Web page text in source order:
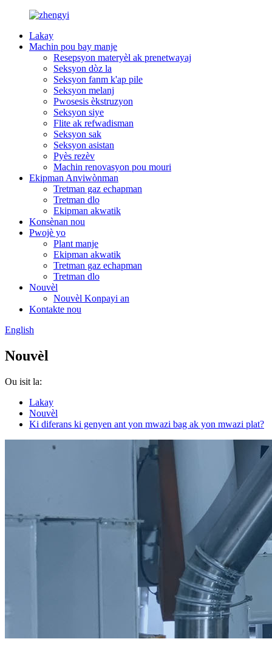
Lakay
Machin pou bay manje
Resepsyon materyèl ak prenetwayaj
Seksyon dòz la
Seksyon fanm k'ap pile
Seksyon melanj
Pwosesis èkstruzyon
Seksyon siye
Flite ak refwadisman
Seksyon sak
Seksyon asistan
Pyès rezèv
Machin renovasyon pou mouri
Ekipman Anviwònman
Tretman gaz echapman
Tretman dlo
Ekipman akwatik
Konsènan nou
Pwojè yo
Plant manje
Ekipman akwatik
Tretman gaz echapman
Tretman dlo
Nouvèl
Nouvèl Konpayi an
Kontakte nou
English
Nouvèl
Ou isit la:
Lakay
Nouvèl
Ki diferans ki genyen ant yon mwazi bag ak yon mwazi plat?